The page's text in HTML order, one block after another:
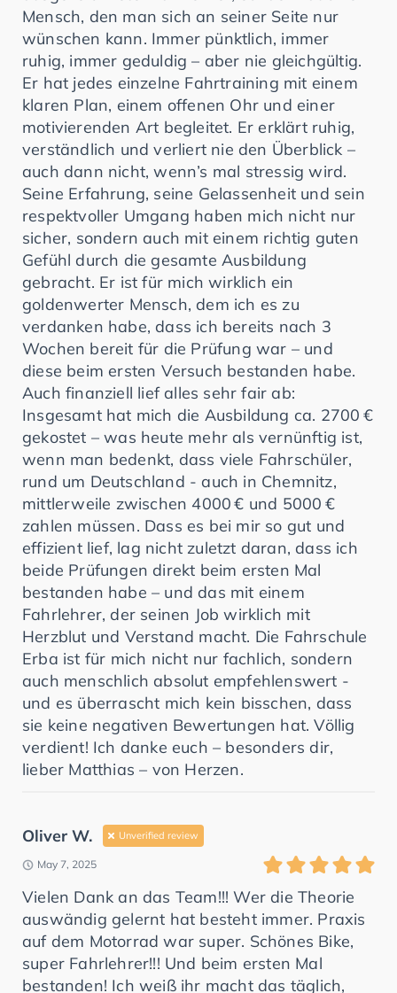
Mensch, den man sich an seiner Seite nur
wünschen kann. Immer pünktlich, immer
ruhig, immer geduldig – aber nie gleichgültig.
Er hat jedes einzelne Fahrtraining mit einem
klaren Plan, einem offenen Ohr und einer
motivierenden Art begleitet. Er erklärt ruhig,
verständlich und verliert nie den Überblick –
auch dann nicht, wenn’s mal stressig wird.
Seine Erfahrung, seine Gelassenheit und sein
respektvoller Umgang haben mich nicht nur
sicher, sondern auch mit einem richtig guten
Gefühl durch die gesamte Ausbildung
gebracht. Er ist für mich wirklich ein
goldenwerter Mensch, dem ich es zu
verdanken habe, dass ich bereits nach 3
Wochen bereit für die Prüfung war – und
diese beim ersten Versuch bestanden habe.
Auch finanziell lief alles sehr fair ab:
Insgesamt hat mich die Ausbildung ca. 2700 €
gekostet – was heute mehr als vernünftig ist,
wenn man bedenkt, dass viele Fahrschüler,
rund um Deutschland - auch in Chemnitz,
mittlerweile zwischen 4000 € und 5000 €
zahlen müssen. Dass es bei mir so gut und
effizient lief, lag nicht zuletzt daran, dass ich
beide Prüfungen direkt beim ersten Mal
bestanden habe – und das mit einem
Fahrlehrer, der seinen Job wirklich mit
Herzblut und Verstand macht. Die Fahrschule
Erba ist für mich nicht nur fachlich, sondern
auch menschlich absolut empfehlenswert -
und es überrascht mich kein bisschen, dass
sie keine negativen Bewertungen hat. Völlig
verdient! Ich danke euch – besonders dir,
lieber Matthias – von Herzen.
Oliver W. Unverified review
May 7, 2025
Vielen Dank an das Team!!! Wer die Theorie
auswändig gelernt hat besteht immer. Praxis
auf dem Motorrad war super. Schönes Bike,
super Fahrlehrer!!! Und beim ersten Mal
bestanden! Ich weiß ihr macht das täglich,